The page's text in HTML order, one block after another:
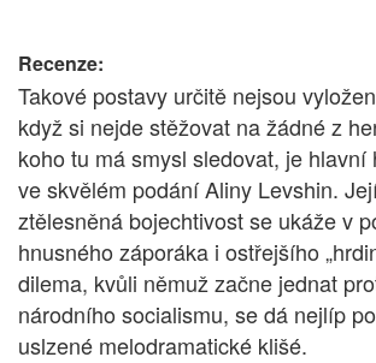
Recenze:
Takové postavy určitě nejsou
když si nejde stěžovat na žádné z
koho tu má smysl sledovat, je hlavní
ve skvělém podání Aliny Levshin.
ztělesněná bojechtivost se ukáže v
hnusného záporáka i ostřejšího
dilema, kvůli němuž začne jednat
národního socialismu, se dá nejlíp
uslzené melodramatické klišé.